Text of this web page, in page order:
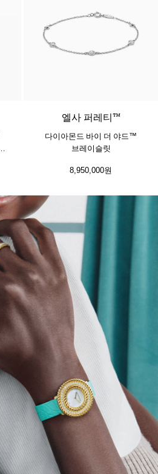
​​엘사 퍼레티™
다이아몬드 바이 더 야드™
브레이슬릿
8,950,000원